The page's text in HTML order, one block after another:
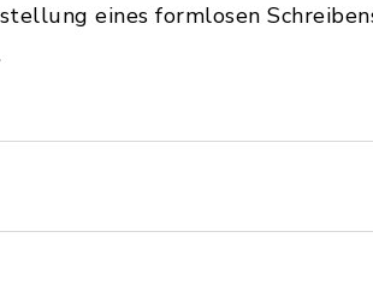
eines formlosen